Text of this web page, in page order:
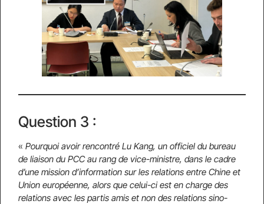
Question 3 :
« Pourquoi avoir rencontré Lu Kang, un officiel du bureau
de liaison du PCC au rang de vice-ministre, dans le cadre
d’une mission d’information sur les relations entre Chine et
Union européenne, alors que celui-ci est en charge des
relations avec les partis amis et non des relations sino-